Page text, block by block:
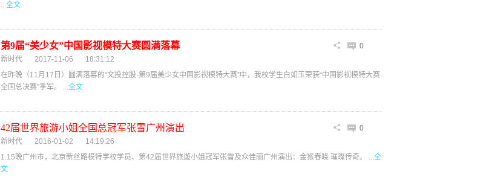
...全文
第9届“美少女”中国影视模特大赛圆满落幕
0
新时代
2017-11-06
18:31:12
在昨晚（11月17日）圆满落幕的“文投控股·第9届美少女中国影视模特大赛”中，我校学生白如玉荣获“中国影视模特大赛
全国总决赛”季军。 ...全文
42届世界旅游小姐全国总冠军张雪广州演出
0
新时代
2016-01-02
14:19:26
1.15晚广州市，北京新丝路模特学校学员、第42届世界旅遊小姐冠军张雪及众佳丽广州演出：金猴春晓 璀璨传奇。 ...全
文